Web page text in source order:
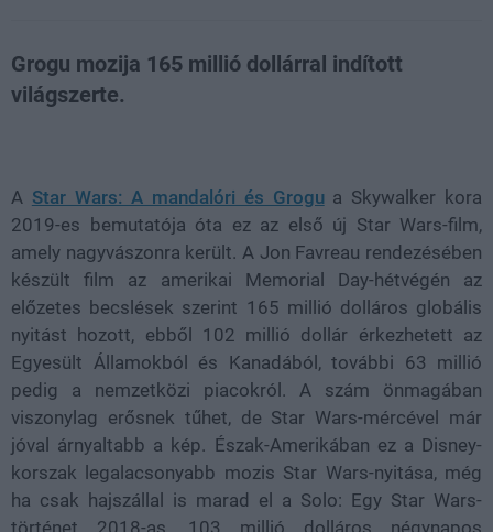
Grogu mozija 165 millió dollárral indított
világszerte.
A Star Wars: A mandalóri és Grogua Skywalker kora
2019-es bemutatója óta ez az első új Star Wars-film,
amely nagyvászonra került. A Jon Favreau rendezésében
készült film az amerikai Memorial Day-hétvégén az
előzetes becslések szerint 165 millió dolláros globális
nyitást hozott, ebből 102 millió dollár érkezhetett az
Egyesült Államokból és Kanadából, további 63 millió
pedig a nemzetközi piacokról. A szám önmagában
viszonylag erősnek tűhet, de Star Wars-mércével már
jóval árnyaltabb a kép. Észak-Amerikában ez a Disney-
korszak legalacsonyabb mozis Star Wars-nyitása, még
ha csak hajszállal is marad el a Solo: Egy Star Wars-
történet 2018-as, 103 millió dolláros négynapos